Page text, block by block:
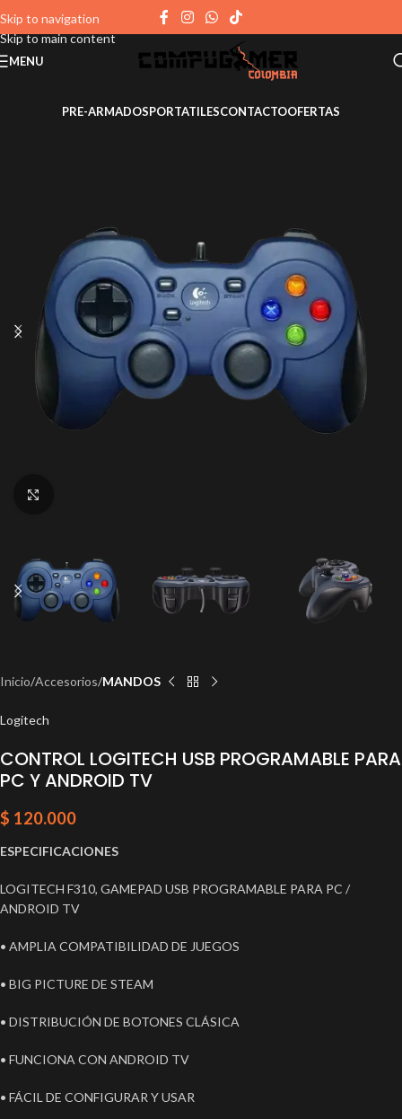
Skip to navigation
Skip to main content
MENU
PRE-ARMADOSPORTATILESCONTACTOOFERTAS
Inicio Accesorios MANDOS
Logitech
CONTROL LOGITECH USB PROGRAMABLE PARA
PC Y ANDROID TV
$ 120.000
ESPECIFICACIONES
LOGITECH F310, GAMEPAD USB PROGRAMABLE PARA PC /
ANDROID TV
• AMPLIA COMPATIBILIDAD DE JUEGOS
• BIG PICTURE DE STEAM
• DISTRIBUCIÓN DE BOTONES CLÁSICA
• FUNCIONA CON ANDROID TV
• FÁCIL DE CONFIGURAR Y USAR